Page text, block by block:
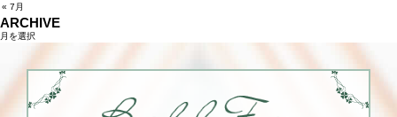
« 7月
ARCHIVE